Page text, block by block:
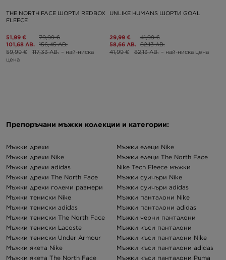
THE NORTH FACE ШОРТИ REDBOX
FLEECE
51,99 €
101,68 ЛВ.
79,99 €
156,45 ЛВ.
59,99 €
117,33 ЛВ. – най-ниска
цена
UNLIKE HUMANS ШОРТИ GOAL
29,99 €
58,66 ЛВ.
41,99 €
82,13 ЛВ.
41,99 €
82,13 ЛВ. – най-ниска цена
Препоръчани мъжки колекции и категории:
Мъжки дрехи
Мъжки дрехи Nike
Мъжки дрехи adidas
Мъжки дрехи The North Face
Мъжки дрехи големи размери
Мъжки тениски Nike
Мъжки тениски adidas
Мъжки тениски The North Face
Мъжки тениски Lacoste
Мъжки тениски Under Armour
Мъжки якета Nike
Мъжки якета The North Face
Мъжки елеци Nike
Мъжки елеци The North Face
Nike Tech Fleece мъжки
Мъжки суичъри Nike
Мъжки суичъри adidas
Мъжки панталони Nike
Мъжки панталони adidas
Мъжки черни панталони
Мъжки къси панталони
Мъжки къси панталони Nike
Мъжки къси панталони adidas
Мъжки къси панталони Puma